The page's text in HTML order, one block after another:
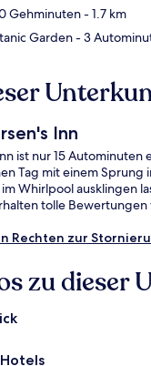
Gehminuten- 1.7 km
Garden- 3
Inn
ist nur 15 Autominuten
Tag mit einem Sprung
Whirlpool ausklingen
tolle
Rechten zur
zu dieser